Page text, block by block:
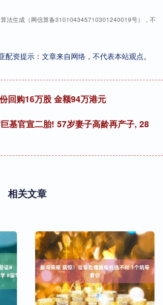
法生成（网信算备310104345710301240019号），不
配资提示：文章来自网络，不代表本站观点。
回购16万股 金额94万港元
基官宣二胎! 57岁妻子高龄再产子, 28
相关文章